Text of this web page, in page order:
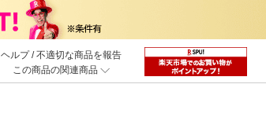
ヘルプ/不適切な商品を報告
この商品の関連商品